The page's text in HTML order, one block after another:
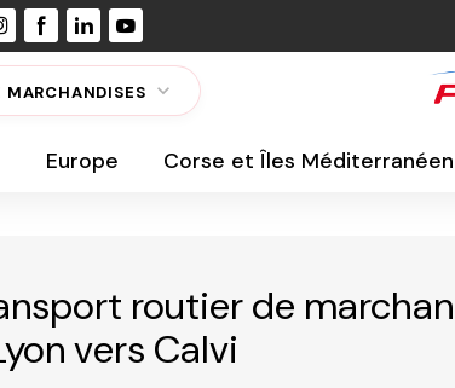
MARCHANDISES expand_more
Europe Corse et Îles
routier de
vers Calvi